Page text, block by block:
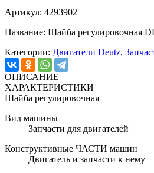
Артикул: 4293902
Название: Шайба регулировочная
Категории: Двигатели Deutz,
ОПИСАНИЕ
ХАРАКТЕРИСТИКИ
Шайба регулировочная
Вид машины
Запчасти для двигателей
Конструктивные ЧАСТИ машин
Двигатель и запчасти к нему